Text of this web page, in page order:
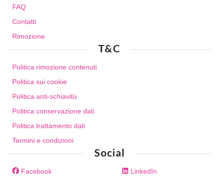
FAQ
Contatti
Rimozione
T&C
Politica rimozione contenuti
Politica sui cookie
Politica anti-schiavitù
Politica conservazione dati
Politica trattamento dati
Termini e condizioni
Social
Facebook LinkedIn